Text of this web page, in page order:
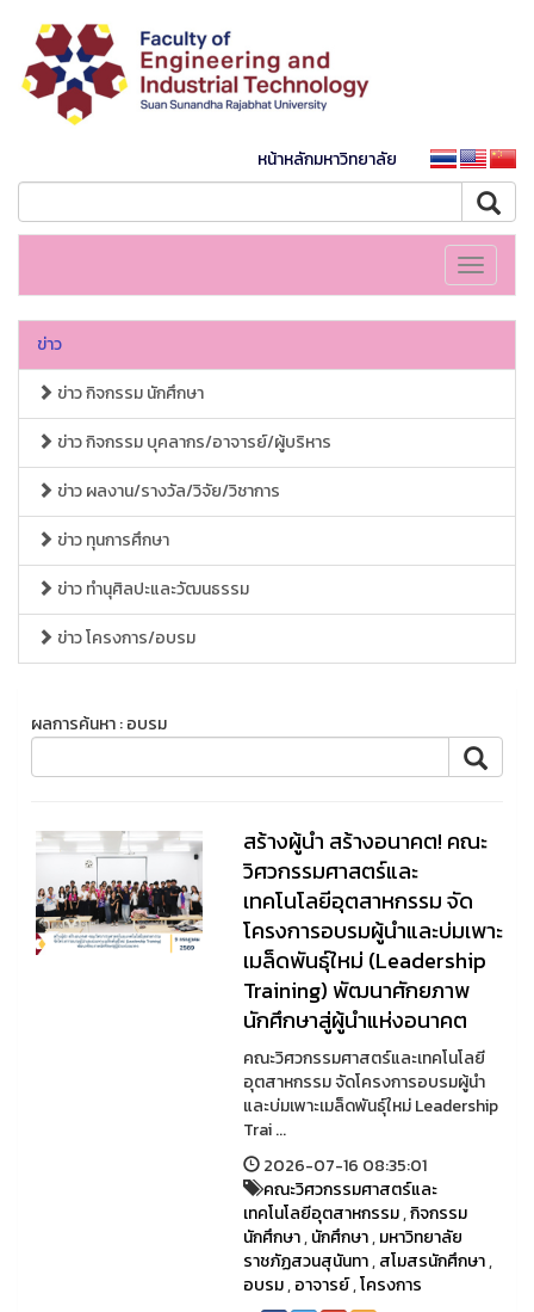
หน้าหลักมหาวิทยาลัย
Toggle
ข่าว
ข่าว กิจกรรม นักศึกษา
ข่าว กิจกรรม บุคลากร/อาจารย์/ผู้บริหาร
ข่าว ผลงาน/รางวัล/วิจัย/วิชาการ
ข่าว ทุนการศึกษา
ข่าว ทำนุศิลปะและวัฒนธรรม
ข่าว โครงการ/อบรม
ผลการค้นหา : อบรม
สร้างผู้นำ สร้างอนาคต! คณะ
วิศวกรรมศาสตร์และ
เทคโนโลยีอุตสาหกรรม จัด
โครงการอบรมผู้นำและบ่มเพาะ
เมล็ดพันธุ์ใหม่ (Leadership
Training) พัฒนาศักยภาพ
นักศึกษาสู่ผู้นำแห่งอนาคต
คณะวิศวกรรมศาสตร์และเทคโนโลยี
อุตสาหกรรม จัดโครงการอบรมผู้นำ
และบ่มเพาะเมล็ดพันธุ์ใหม่ Leadership
Trai ...
2026-07-16 08:35:01
คณะวิศวกรรมศาสตร์และ
เทคโนโลยีอุตสาหกรรม,กิจกรรม
นักศึกษา,นักศึกษา,มหาวิทยาลัย
ราชภัฏสวนสุนันทา,สโมสรนักศึกษา,
อบรม,อาจารย์,โครงการ